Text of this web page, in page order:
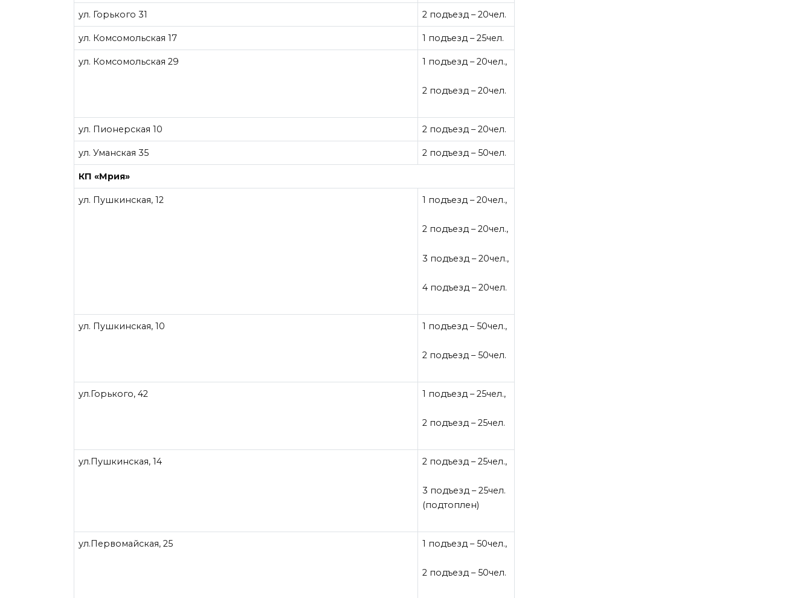
ул. Горького 31 2 подъезд – 20чел.
ул. Комсомольская 17 1 подъезд – 25чел.
ул. Комсомольская 29 1 подъезд – 20чел.,
2 подъезд – 20чел.
ул. Пионерская 10 2 подъезд – 20чел.
ул. Уманская 35 2 подъезд – 50чел.
КП «Мрия»
ул. Пушкинская, 12 1 подъезд – 20чел.,
2 подъезд – 20чел.,
3 подъезд – 20чел.,
4 подъезд – 20чел.
ул. Пушкинская, 10 1 подъезд – 50чел.,
2 подъезд – 50чел.
ул.Горького, 42 1 подъезд – 25чел.,
2 подъезд – 25чел.
ул.Пушкинская, 14 2 подъезд – 25чел.,
3 подъезд – 25чел.
(подтоплен)
ул.Первомайская, 25 1 подъезд – 50чел.,
2 подъезд – 50чел.